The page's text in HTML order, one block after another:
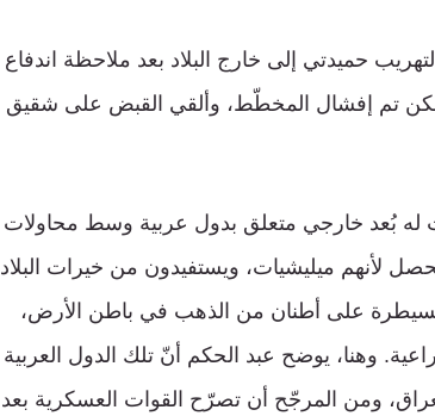
حميدتي إلى خارج البلاد بعد ملاحظة اندفاع
لكن تم إفشال المخطّط، وألقي القبض على شقيق
له بُعد خارجي متعلق بدول عربية وسط محاولات
لأنهم ميليشيات، ويستفيدون من خيرات البلاد
على أطنان من الذهب في باطن الأرض،
وهنا، يوضح عبد الحكم أنّ تلك الدول العربية
ومن المرجّح أن تصرّح القوات العسكرية بعد